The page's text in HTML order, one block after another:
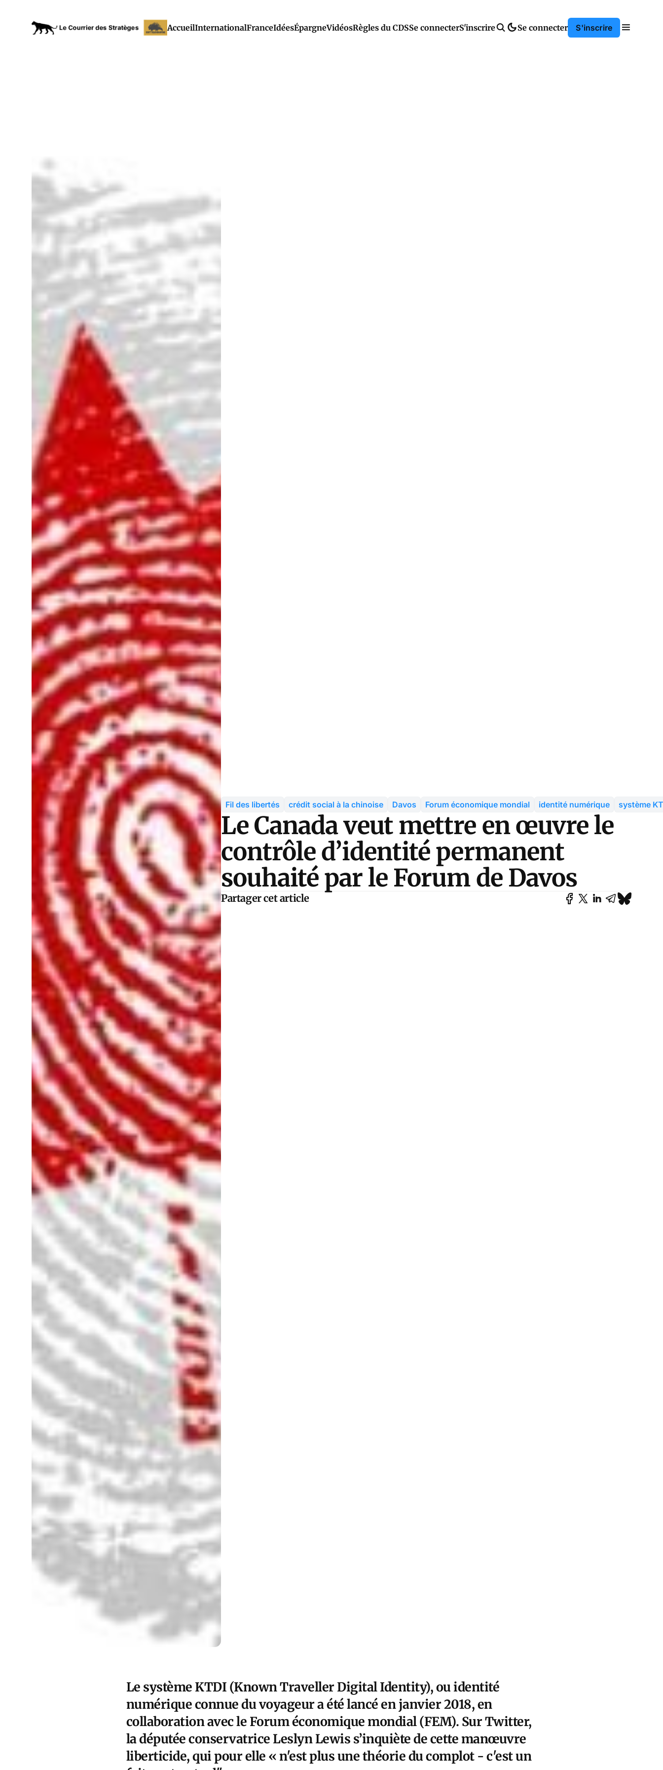
AccueilInternationalFranceIdéesÉpargneVidéosRègles du CDSSe connecterS'inscrire Se connecter S'inscrire
Fil des libertés crédit social à la chinoise Davos Forum économique mondial identité numérique système
Le Canada veut mettre en œuvre le
contrôle d’identité permanent
souhaité par le Forum de Davos
Partager cet article
Le système KTDI (Known Traveller Digital Identity), ou identité
numérique connue du voyageur a été lancé en janvier 2018, en
collaboration avec le Forum économique mondial (FEM). Sur Twitter,
la députée conservatrice Leslyn Lewis s’inquiète de cette manœuvre
liberticide, qui pour elle « n'est plus une théorie du complot - c'est un